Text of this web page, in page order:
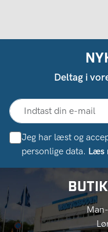
Deltag i
Jeg har læst og
personlige data. Læs